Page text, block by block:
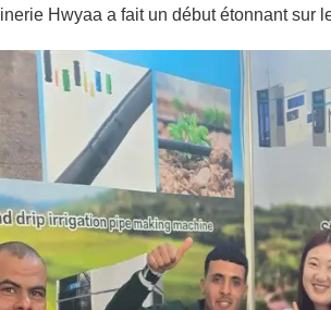
Hwyaa a fait un début étonnant sur